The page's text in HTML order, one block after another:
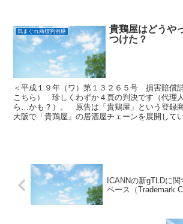
気まぐれ商標判例膳
貴鶏屋はどうや
つけた？
＜平成１９年（ワ）第１３２６５号 損害賠償
こちら） 珍しくわずか４頁の判決です（代理
ら…かも？）。 原告は「貴鶏屋」という登録商
大阪で「貴鶏屋」の居酒屋チェーンを展開して
ICANNの新gTLDに
ベース（Trademark